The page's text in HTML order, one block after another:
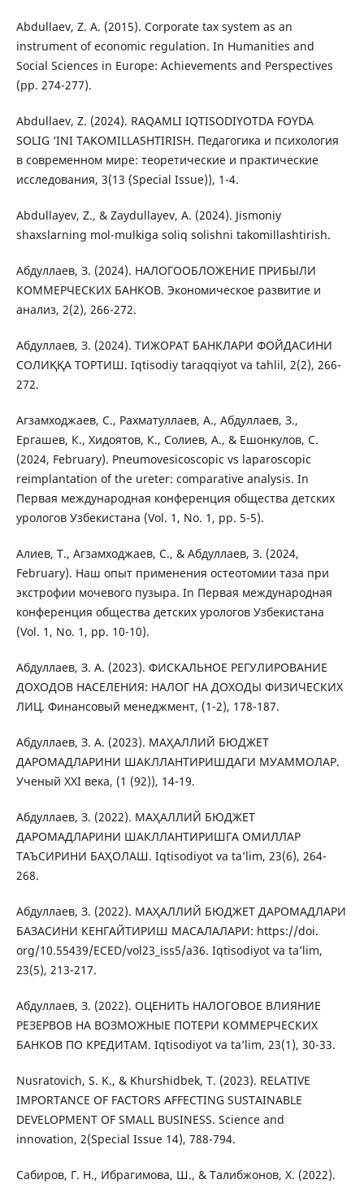
Abdullaev, Z. A. (2015). Corporate tax system as an
instrument of economic regulation. In Humanities and
Social Sciences in Europe: Achievements and Perspectives
(pp. 274-277).
Abdullaev, Z. (2024). RAQAMLI IQTISODIYOTDA FOYDA
SOLIG ‘INI TAKOMILLASHTIRISH. Педагогика и психология
в современном мире: теоретические и практические
исследования, 3(13 (Special Issue)), 1-4.
Abdullayev, Z., & Zaydullayev, A. (2024). Jismoniy
shaxslarning mol-mulkiga soliq solishni takomillashtirish.
Абдуллаев, З. (2024). НАЛОГООБЛОЖЕНИЕ ПРИБЫЛИ
КОММЕРЧЕСКИХ БАНКОВ. Экономическое развитие и
анализ, 2(2), 266-272.
Абдуллаев, З. (2024). ТИЖОРАТ БАНКЛАРИ ФОЙДАСИНИ
СОЛИҚҚА ТОРТИШ. Iqtisodiy taraqqiyot va tahlil, 2(2), 266-
272.
Агзамходжаев, С., Рахматуллаев, А., Абдуллаев, З.,
Ергашев, К., Xидоятов, К., Солиев, А., & Ешонкулов, С.
(2024, February). Pneumovesicoscopic vs laparoscopic
reimplantation of the ureter: comparative analysis. In
Первая международная конференция общества детских
урологов Узбекистана (Vol. 1, No. 1, pp. 5-5).
Алиев, Т., Агзамходжаев, С., & Абдуллаев, З. (2024,
February). Наш опыт применения остеотомии таза при
экстрофии мочевого пузыра. In Первая международная
конференция общества детских урологов Узбекистана
(Vol. 1, No. 1, pp. 10-10).
Абдуллаев, З. А. (2023). ФИСКАЛЬНОЕ РЕГУЛИРОВАНИЕ
ДОХОДОВ НАСЕЛЕНИЯ: НАЛОГ НА ДОХОДЫ ФИЗИЧЕСКИХ
ЛИЦ. Финансовый менеджмент, (1-2), 178-187.
Абдуллаев, З. А. (2023). МАҲАЛЛИЙ БЮДЖЕТ
ДАРОМАДЛАРИНИ ШАКЛЛАНТИРИШДАГИ МУАММОЛАР.
Ученый XXI века, (1 (92)), 14-19.
Абдуллаев, З. (2022). МАҲАЛЛИЙ БЮДЖЕТ
ДАРОМАДЛАРИНИ ШАКЛЛАНТИРИШГА ОМИЛЛАР
ТАЪСИРИНИ БАҲОЛАШ. Iqtisodiyot va taʼlim, 23(6), 264-
268.
Абдуллаев, З. (2022). МАҲАЛЛИЙ БЮДЖЕТ ДАРОМАДЛАРИ
БАЗАСИНИ КЕНГАЙТИРИШ МАСАЛАЛАРИ: https://doi.
org/10.55439/ECED/vol23_iss5/a36. Iqtisodiyot va taʼlim,
23(5), 213-217.
Абдуллаев, З. (2022). ОЦЕНИТЬ НАЛОГОВОЕ ВЛИЯНИЕ
РЕЗЕРВОВ НА ВОЗМОЖНЫЕ ПОТЕРИ КОММЕРЧЕСКИХ
БАНКОВ ПО КРЕДИТАМ. Iqtisodiyot va taʼlim, 23(1), 30-33.
Nusratovich, S. K., & Khurshidbek, T. (2023). RELATIVE
IMPORTANCE OF FACTORS AFFECTING SUSTAINABLE
DEVELOPMENT OF SMALL BUSINESS. Science and
innovation, 2(Special Issue 14), 788-794.
Сабиров, Г. Н., Ибрагимова, Ш., & Талибжонов, Х. (2022).